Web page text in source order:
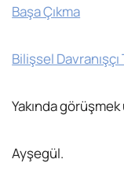
Başa Çıkma
Bilişsel
Yakında
Ayşegül.